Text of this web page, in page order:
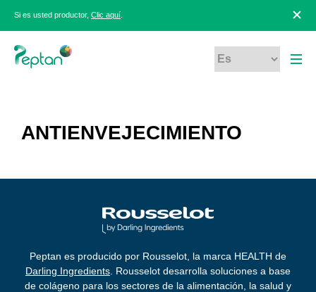
Si es usted productor, Clic aquí
ANTIENVEJECIMIENTO
Peptan es producido por Rousselot, la marca HEALTH de
Darling Ingredients . Rousselot desarrolla soluciones a base
de colágeno para los sectores de la alimentación, la salud y